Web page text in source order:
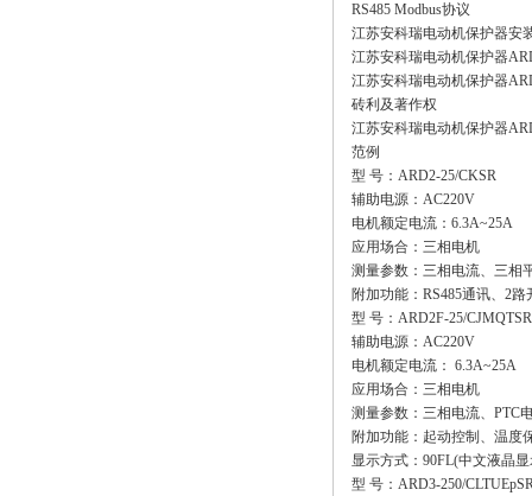
RS485 Modbus协议
江苏安科瑞电动机保护器安
江苏安科瑞电动机保护器
江苏安科瑞电动机保护器
砖利及著作权
江苏安科瑞电动机保护器
范例
型 号：ARD2-25/CKSR
辅助电源：AC220V
电机额定电流：6.3A~25A
应用场合：三相电机
测量参数：三相电流、三相
附加功能：RS485通讯、2
型 号：ARD2F-25/
辅助电源：AC220V
电机额定电流： 6.3A~25A
应用场合：三相电机
测量参数：三相电流、PTC
附加功能：起动控制、温度
显示方式：90FL(中文液晶
型 号：ARD3-250/